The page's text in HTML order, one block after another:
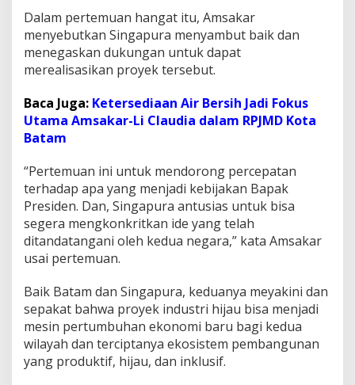
j
a
S
a
m
K
a
w
a
n
n
d
u
i
B
e
r
k
e
Dalam pertemuan hangat itu, Amsakar
menyebutkan Singapura menyambut baik dan
menegaskan dukungan untuk dapat
merealisasikan proyek tersebut.
Baca Juga: Ketersediaan Air Bersih Jadi Fokus
Utama Amsakar-Li Claudia dalam RPJMD Kota
Batam
“Pertemuan ini untuk mendorong percepatan
terhadap apa yang menjadi kebijakan Bapak
Presiden. Dan, Singapura antusias untuk bisa
segera mengkonkritkan ide yang telah
ditandatangani oleh kedua negara,” kata Amsakar
usai pertemuan.
Baik Batam dan Singapura, keduanya meyakini dan
sepakat bahwa proyek industri hijau bisa menjadi
mesin pertumbuhan ekonomi baru bagi kedua
wilayah dan terciptanya ekosistem pembangunan
yang produktif, hijau, dan inklusif.